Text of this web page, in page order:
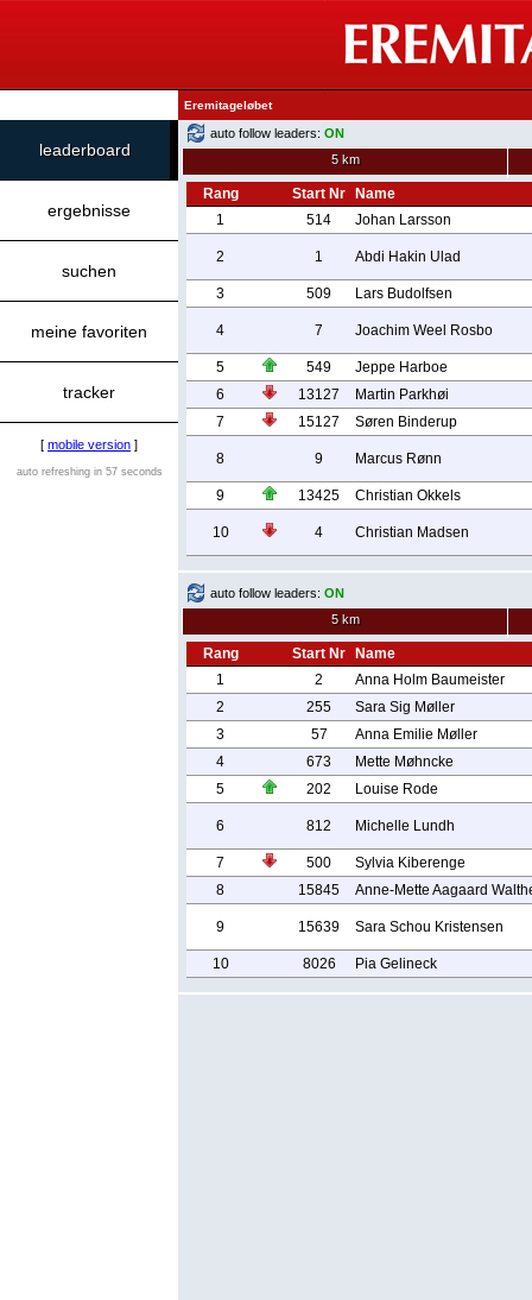
Eremitageløbet
leaderboard
ergebnisse
suchen
meine favoriten
tracker
[ mobile version ]
auto refreshing in 57 seconds
auto follow leaders: ON
5 km
Rang Start Nr
Name
1
514 Johan Larsson
2 1 Abdi Hakin Ulad
3 509 Lars Budolfsen
4 7 Joachim Weel Rosbo
5 549
Jeppe Harboe
6
13127
Martin Parkhøi
7
15127 Søren Binderup
8 9 Marcus Rønn
9 13425 Christian Okkels
10 4 Christian Madsen
auto follow leaders: ON
5 km
Rang Start Nr
Name
1
2
Anna Holm Baumeister
2
255
Sara Sig Møller
3
57
Anna Emilie Møller
4
673
Mette Møhncke
5
202 Louise Rode
6 812 Michelle Lundh
7 500
Sylvia Kiberenge
8
15845 Anne-Mette Aagaard
9 15639 Sara Schou Kristensen
10 8026 Pia Gelineck